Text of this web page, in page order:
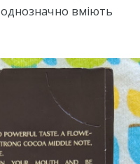
однозначно вміють